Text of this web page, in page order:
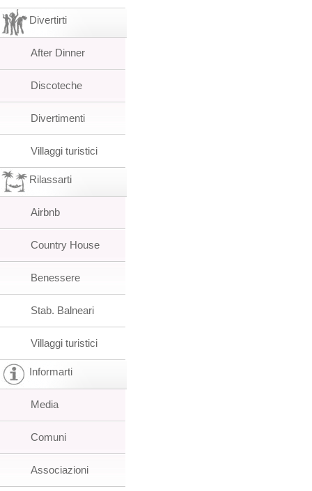
Divertirti
After Dinner
Discoteche
Divertimenti
Villaggi turistici
Rilassarti
Airbnb
Country House
Benessere
Stab. Balneari
Villaggi turistici
Informarti
Media
Comuni
Associazioni